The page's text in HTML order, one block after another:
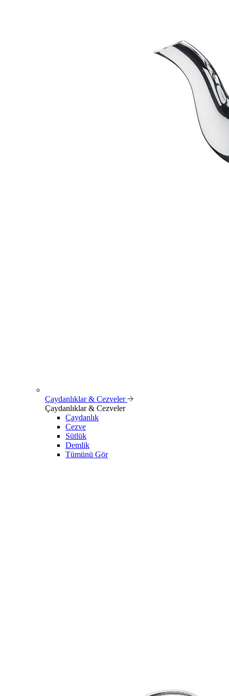
Çaydanlıklar & Cezveler
Çaydanlıklar & Cezveler
Çaydanlık
Cezve
Sütlük
Demlik
Tümünü Gör